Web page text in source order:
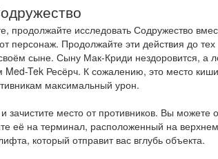
продолжайте исследовать Содружество
персонаж. Продолжайте эти действия до
сыне. Сыну Мак-Криди нездоровится, а
Med-Tek Ресёрч. К сожалению, это место
максимальный урон.
зачистите место от противников. Вы
её на терминал, расположенный на верхнем
который отправит вас вглубь объекта.